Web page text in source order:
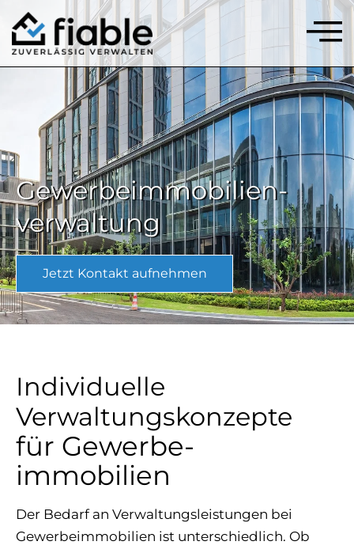
Gewerbe­immobilien­
verwaltung
Jetzt Kontakt aufnehmen
Individuelle
Verwaltungs­konzepte
für Gewerbe­
immobilien
Der Bedarf an Verwaltungsleistungen bei
Gewerbeimmobilien ist unterschiedlich. Ob